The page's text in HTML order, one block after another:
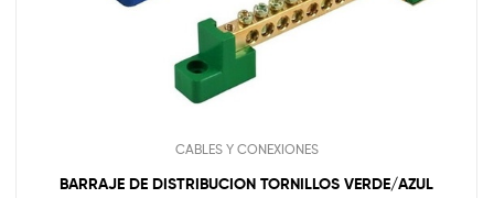
CABLES Y CONEXIONES
BARRAJE DE DISTRIBUCION TORNILLOS VERDE/AZUL